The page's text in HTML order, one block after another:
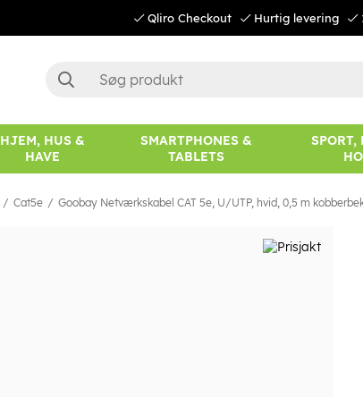
Qliro Checkout Hurtig levering
HJEM, HUS &
HAVE
SMARTPHONES &
TABLETS
Cat5e Goobay Netværkskabel CAT 5e, U/UTP, hvid, 0,5 m